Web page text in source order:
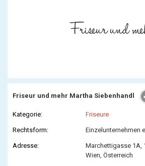
Friseur und mehr Martha Siebenhandl
Kategorie: Friseure
Rechtsform: Einzelunternehmen
Adresse:
Marchettigasse 1A,
Wien, Österreich